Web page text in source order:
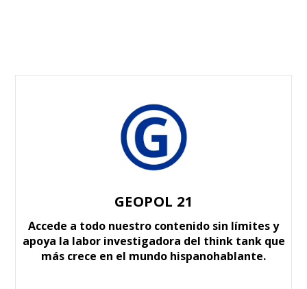
GEOPOL 21
Accede a todo nuestro contenido sin límites y
apoya la labor investigadora del think tank que
más crece en el mundo hispanohablante.